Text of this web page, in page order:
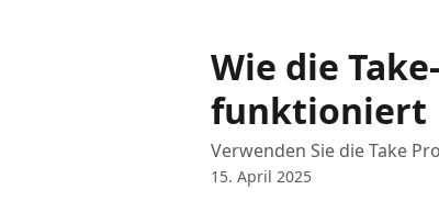
Wie die
funktioniert
Verwenden Sie die Take
15. April 2025